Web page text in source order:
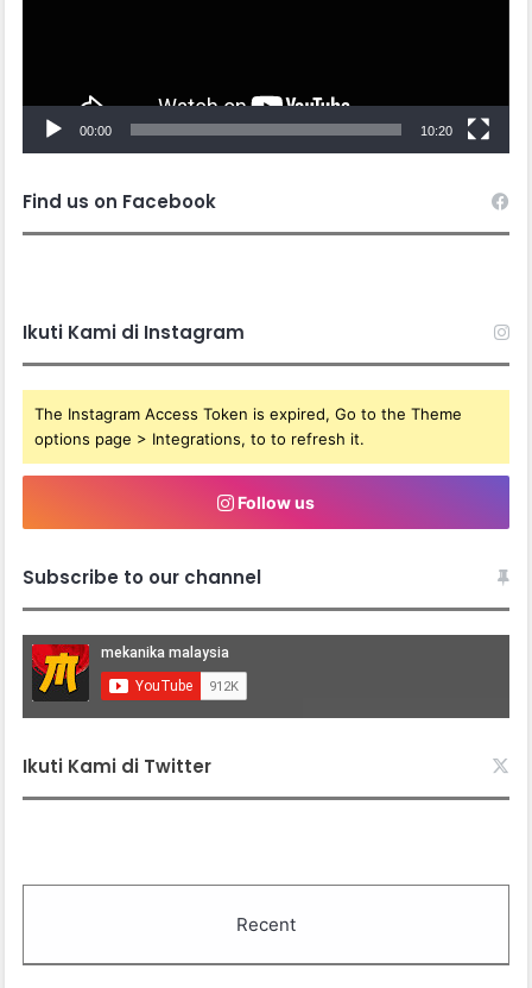
00:00 10:20
Find us on Facebook
Ikuti Kami di Instagram
The Instagram Access Token is expired, Go to the Theme
options page > Integrations, to to refresh it.
Follow us
Subscribe to our channel
Ikuti Kami di Twitter
Recent